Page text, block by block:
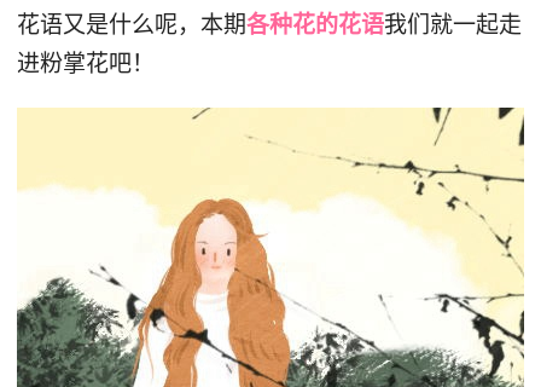
花语又是什么呢，本期各种花的花语我们就一起走
进粉掌花吧！